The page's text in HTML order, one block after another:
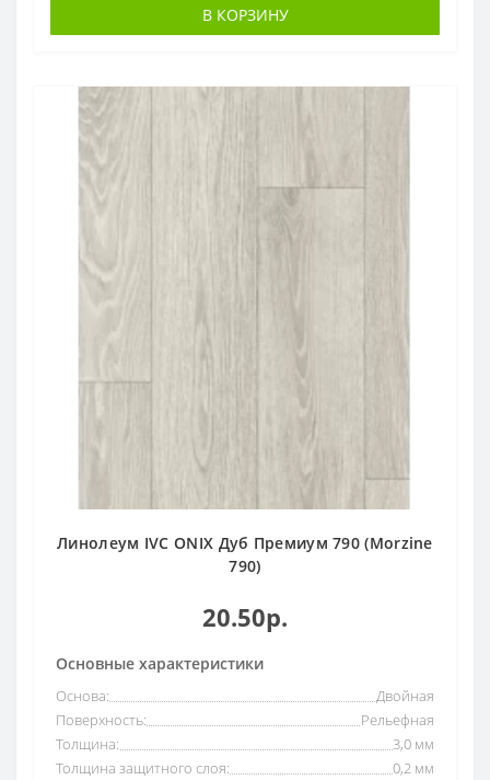
В КОРЗИНУ
Линолеум IVC ONIX Дуб Премиум 790 (Morzine
790)
20.50р.
Основные характеристики
Основа:
Двойная
Поверхность:
Рельефная
Толщина:
3,0 мм
Толщина защитного слоя:
0,2 мм